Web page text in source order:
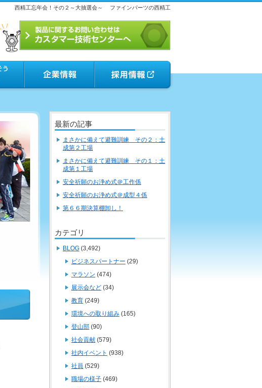
西精工忘年会！その２～大抽選会～ ファインパーツの西精工
最新の記事
まさかに備えて避難訓練 その２：土
成第２工場
まさかに備えて避難訓練 その１：土
成第１工場
安全祈願のお浄め式＠工作係
安全祈願のお浄め式＠成型４係
第６６期決算棚卸し！
カテゴリ
BLOG (3,492)
ビジネスパートナー (29)
マラソン (474)
展示会など (34)
教育 (249)
環境への取り組み (165)
登山部 (90)
社会貢献 (579)
社内イベント (938)
社員 (529)
職場の様子 (469)